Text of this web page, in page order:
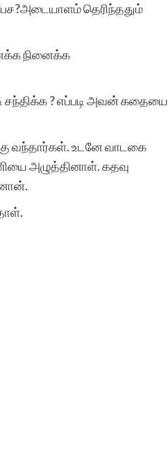
தெரிந்ததும்
நினைக்க
சந்திக்க ? எப்படி அவன் கதையை
வந்தார்கள். உடனே வாடகை
அழுத்தினாள். கதவு